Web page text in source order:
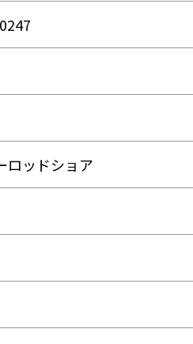
ロッドショア